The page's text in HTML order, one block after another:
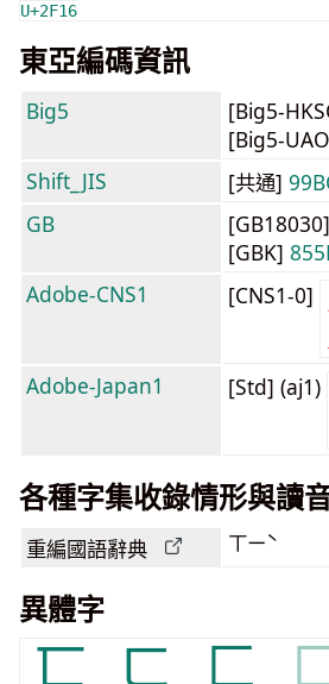
U+2F16
東亞編碼資訊
Big5 [Big5-
[Big5-
Shift_JIS
[共通]
GB
[GB18030]
[GBK]
Adobe-CNS1
[CNS1-0]
Adobe-Japan1 [Std] (aj1)
各種字集收錄情形與讀
重編國語辭典 ㄒㄧˋ
異體字
⼖ ㄈ 匚